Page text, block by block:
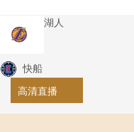
湖人
快船
高清直播